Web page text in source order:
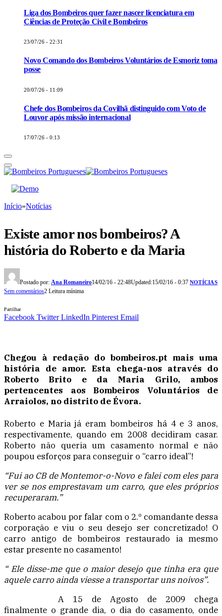
Liga dos Bombeiros quer fazer nascer licenciatura em
Ciências de Proteção Civil e Bombeiros
23/07/26 - 22:31
Novo Comando dos Bombeiros Voluntários de Esmoriz toma
posse
20/07/26 - 11:09
Chefe dos Bombeiros da Covilhã distinguido com Voto de
Louvor após missão internacional
17/07/26 - 0:13
Início»Notícias
Existe amor nos bombeiros? A
história do Roberto e da Maria
Postado por: Ana Romaneiro14/02/16 - 22:48Updated:15/02/16 - 0:37 NOTÍCIAS
Sem comentários2 Leitura mínima
Partilhar
Facebook Twitter LinkedIn Pinterest Email
Chegou à redação do bombeiros.pt mais uma
história de amor. Esta chega-nos através do
Roberto Brito e da Maria Grilo, ambos
pertencentes aos Bombeiros Voluntários de
Arraiolos, no distrito de Évora.
Roberto e Maria já eram bombeiros há 4 e 3 anos,
respectivamente, quando em 2008 decidiram casar.
Roberto não queria um casamento normal e não
poupou esforços para conseguir o “carro ideal”!
“Fui ao CB de Montemor-o-Novo e falei com eles para
ver se nos emprestavam um carro, que eles próprios
recuperaram.”
Roberto acabou por falar com o 2.º comandante dessa
corporação e viu o seu desejo ser concretizado! O
carro antigo de bombeiros restaurado ia mesmo
estar presente no casamento!
“ Ele disse-me que o maior desejo que tinha era que
aquele carro ainda viesse a transportar uns noivos”.
A 15 de Agosto de 2009 chega
finalmente o grande dia, o dia do casamento, onde